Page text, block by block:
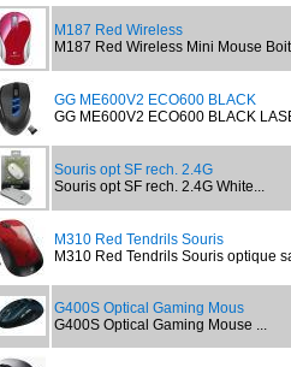
M187 Red Wireless
M187 Red Wireless Mini Mouse
GG ME600V2 ECO600 BLACK
GG ME600V2 ECO600 BLACK
Souris opt SF rech. 2.4G
Souris opt SF rech. 2.4G White...
M310 Red Tendrils Souris
M310 Red Tendrils Souris optique
G400S Optical Gaming Mous
G400S Optical Gaming Mouse ...